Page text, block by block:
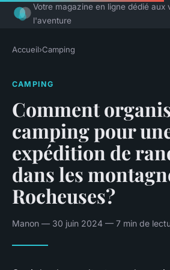
Votre magazine en ligne dédié aux
l'aventure
Accueil›Camping
CAMPING
Comment
camping pour
expédition de
dans les
Rocheuses?
Manon — 30 juin 2024 — 7 min de